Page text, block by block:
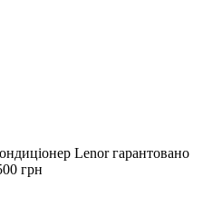
Lenor гарантовано
грн